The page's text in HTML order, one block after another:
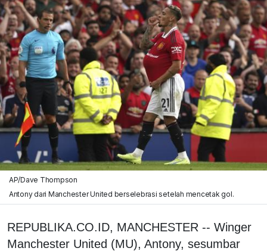
AP/Dave Thompson
Antony dari Manchester United berselebrasi setelah mencetak gol.
REPUBLIKA.CO.ID, MANCHESTER -- Winger
Manchester United (MU), Antony, sesumbar